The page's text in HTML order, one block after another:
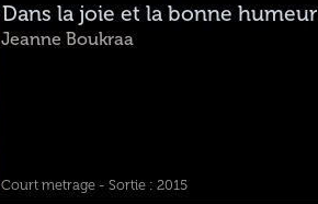
Dans la joie et la bonne humeur
Jeanne Boukraa
Court metrage - Sortie : 2015